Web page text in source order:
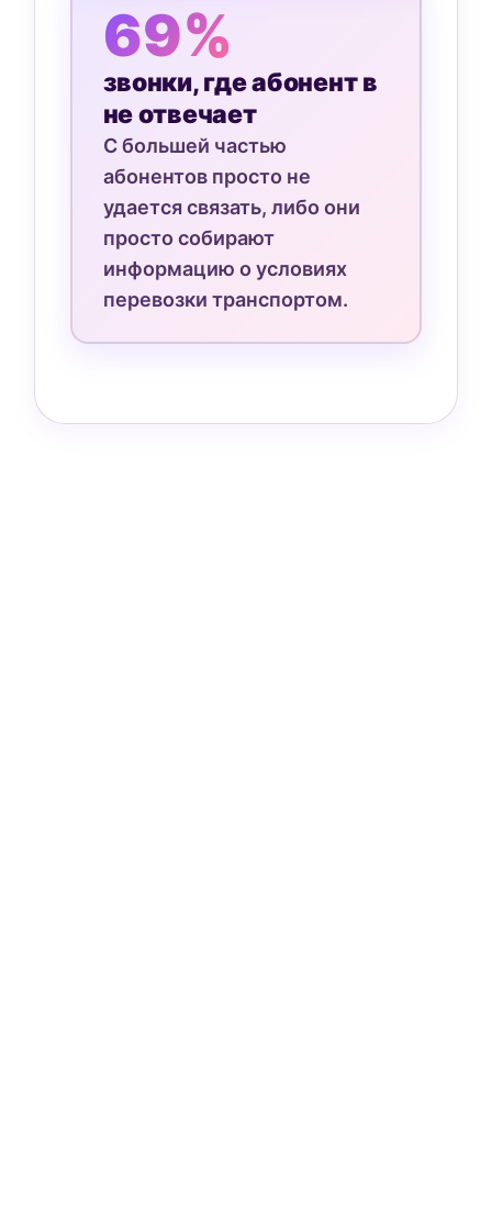
69%
звонки, где абонент в
не отвечает
С большей частью
абонентов просто не
удается связать, либо они
просто собирают
информацию о условиях
перевозки транспортом.